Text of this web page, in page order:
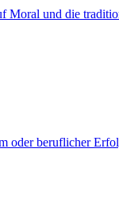
Moral und die
oder beruflicher